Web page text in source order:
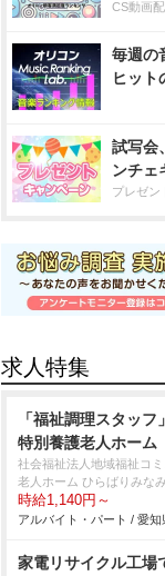
CS動画
毎週の
ヒット
試写会
ンチェ
プレゼン
求人特集
「福祉調理スタッ
特別養護老人ホーム
社会福祉法人地域福祉コ
老人ホーム ひらばりみなみ
時給1,140円～
アルバイト・パート / 愛知
家電リサイクル工場